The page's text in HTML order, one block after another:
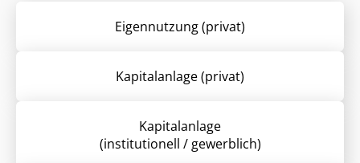
Eigennutzung (privat)
Kapitalanlage (privat)
Kapitalanlage
(institutionell / gewerblich)